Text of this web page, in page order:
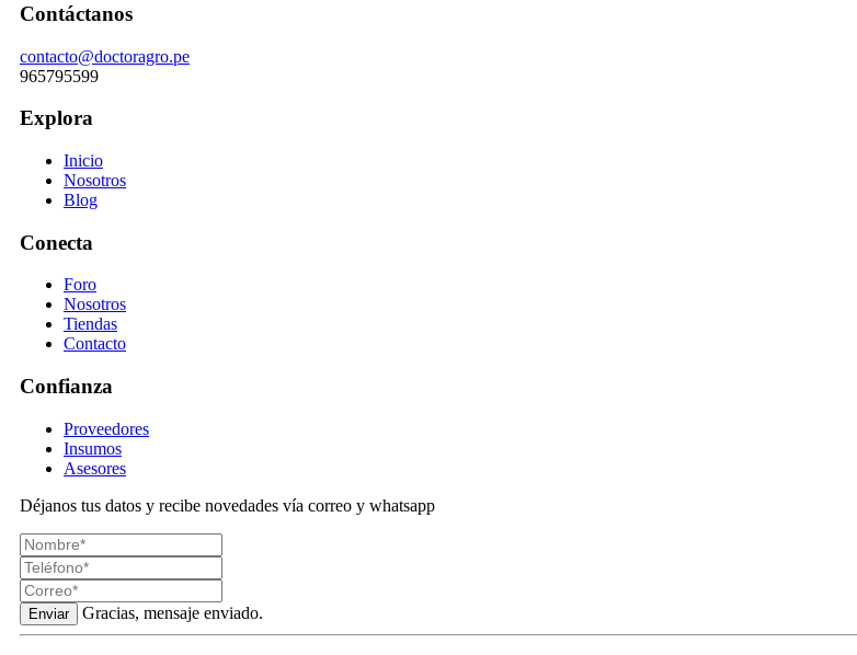
Contáctanos
contacto@doctoragro.pe
965795599
Explora
Inicio
Nosotros
Blog
Conecta
Foro
Nosotros
Tiendas
Contacto
Confianza
Proveedores
Insumos
Asesores
Déjanos tus datos y recibe novedades vía correo y whatsapp
Enviar Gracias, mensaje enviado.